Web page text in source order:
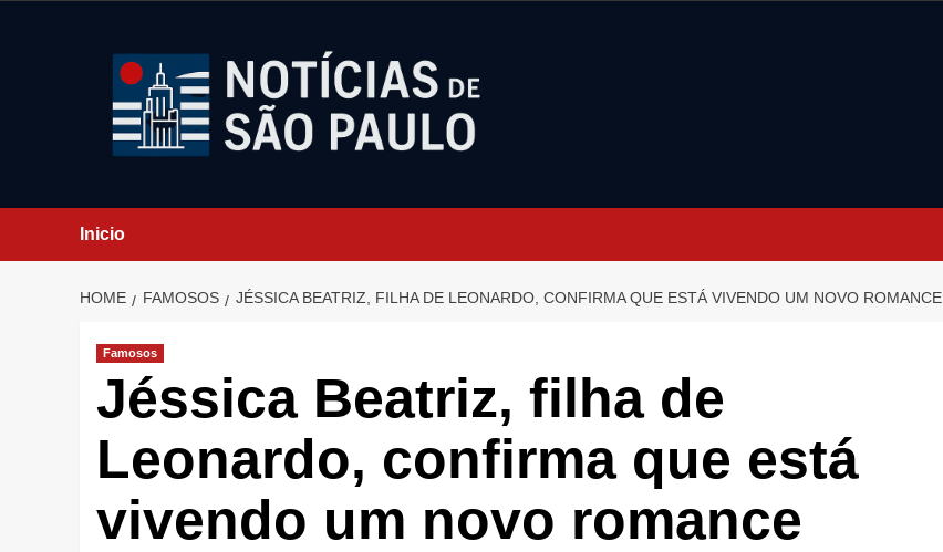
Inicio
HOME FAMOSOS JÉSSICA BEATRIZ, FILHA DE LEONARDO, CONFIRMA QUE ESTÁ VIVENDO UM NOVO ROMANCE
Famosos
Jéssica Beatriz, filha de
Leonardo, confirma que está
vivendo um novo romance